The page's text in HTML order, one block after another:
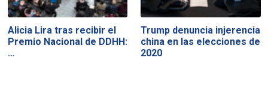
Alicia Lira tras recibir el
Premio Nacional de DDHH:
…
Trump denuncia injerencia
china en las elecciones de
2020